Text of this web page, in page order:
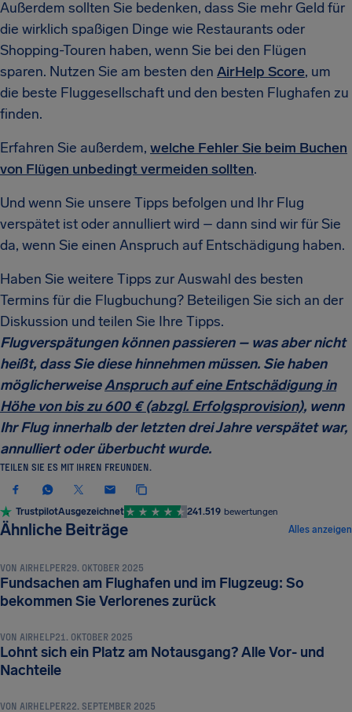
Außerdem sollten Sie bedenken, dass Sie mehr Geld für
die wirklich spaßigen Dinge wie Restaurants oder
Shopping-Touren haben, wenn Sie bei den Flügen
sparen. Nutzen Sie am besten den AirHelp Score, um
die beste Fluggesellschaft und den besten Flughafen zu
finden.
Erfahren Sie außerdem, welche Fehler Sie beim Buchen
von Flügen unbedingt vermeiden sollten.
Und wenn Sie unsere Tipps befolgen und Ihr Flug
verspätet ist oder annulliert wird – dann sind wir für Sie
da, wenn Sie einen Anspruch auf Entschädigung haben.
Haben Sie weitere Tipps zur Auswahl des besten
Termins für die Flugbuchung? Beteiligen Sie sich an der
Diskussion und teilen Sie Ihre Tipps.
Flugverspätungen können passieren – was aber nicht
heißt, dass Sie diese hinnehmen müssen. Sie haben
möglicherweiseAnspruch auf eine Entschädigung in
Höhe von bis zu 600 € (abzgl. Erfolgsprovision), wenn
Ihr Flug innerhalb der letzten drei Jahre verspätet war,
annulliert oder überbucht wurde.
TEILEN SIE ES MIT IHREN FREUNDEN.
TrustpilotAusgezeichnet 241.519 bewertungen
Ähnliche Beiträge Alles anzeigen
REISETIPPS UND TRICKS
VON AIRHELPER29. OKTOBER 2025
Fundsachen am Flughafen und im Flugzeug: So
bekommen Sie Verlorenes zurück
VON AIRHELP21. OKTOBER 2025
Lohnt sich ein Platz am Notausgang? Alle Vor- und
Nachteile
VON AIRHELPER22. SEPTEMBER 2025